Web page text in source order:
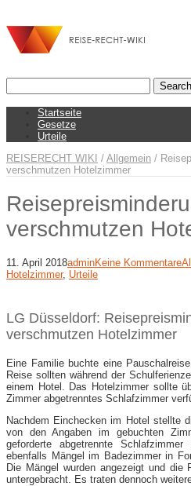
Startseite
Gesetze
Urteile
REISERECHT WIKI / Allgemein /
verschmutzen Hotelzimmer
verschmutzen
11. April 2018adminKeine Kommentare
Hotelzimmer, Urteile
LG Düsseldorf:
verschmutzen Hotelzimmer
Eine Familie buchte eine
Reise sollten während der
einem Hotel. Das Hotelzimmer sollte
Zimmer abgetrenntes Schlafzimmer
Nachdem Einchecken im Hotel stellte
von den Angaben im gebuchten
geforderte abgetrennte
ebenfalls Mängel im Badezimmer in
Die Mängel wurden angezeigt und die
untergebracht. Es traten dennoch